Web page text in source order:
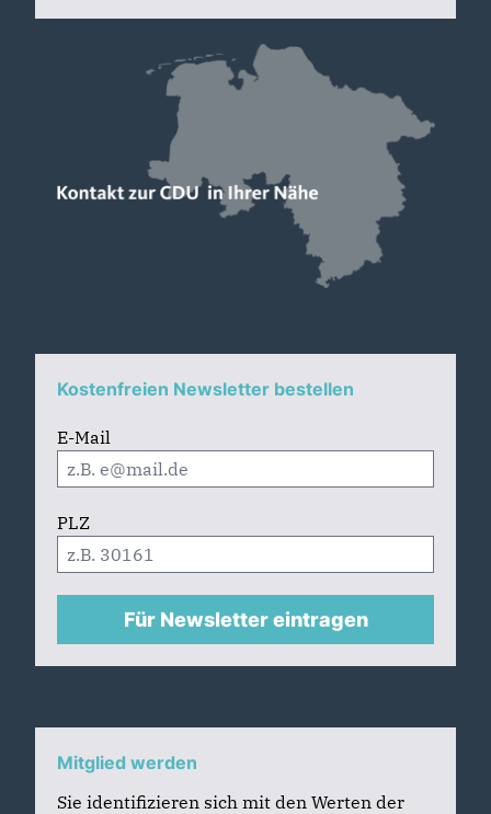
Kostenfreien Newsletter bestellen
E-Mail
PLZ
Für Newsletter eintragen
Mitglied werden
Sie identifizieren sich mit den Werten der